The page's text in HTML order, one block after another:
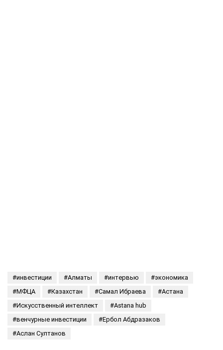
инвестиции Алматы интервью
экономика
МФЦА
Казахстан Самал Ибраева
Астана
Искусственный интеллект
Astana hub
венчурные инвестиции
Ербол Абдразаков
Аслан Султанов